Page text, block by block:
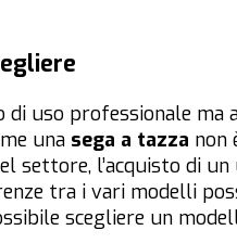
uso professionale ma
una sega a tazza non
settore, l’acquisto di
tra i vari modelli
scegliere un